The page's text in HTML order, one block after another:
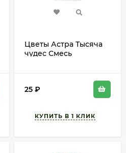
Цветы Астра Тысяча
чудес Смесь
однолетник до 20см
25 ₽